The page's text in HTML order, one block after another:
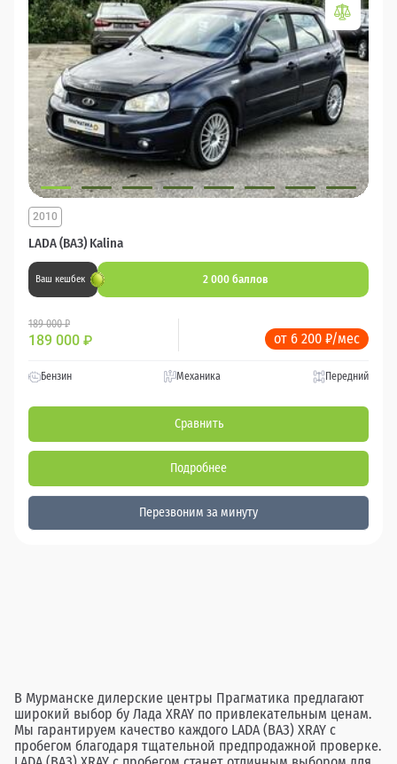
LADA (ВАЗ) Kalina
2010
Ваш кешбек 2 000 баллов
189 000 ₽
189 000 ₽ от 6 200 ₽/мес
Бензин Механика Передний
Сравнить
Подробнее
Перезвоним за минуту
В Мурманске дилерские центры Прагматика предлагают
широкий выбор бу Лада XRAY по привлекательным ценам.
Мы гарантируем качество каждого LADA (ВАЗ) XRAY с
пробегом благодаря тщательной предпродажной проверке.